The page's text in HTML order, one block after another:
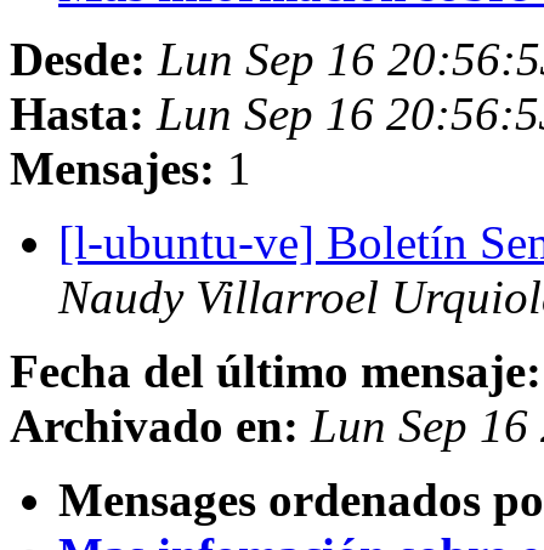
Desde: Lun Sep 16
Hasta: Lun Sep 16
Mensajes: 1
[l-ubuntu-ve] Boletín
Naudy Villarroel
Fecha del último mensaje:
Archivado en: Lun Sep
Mensages ordenados